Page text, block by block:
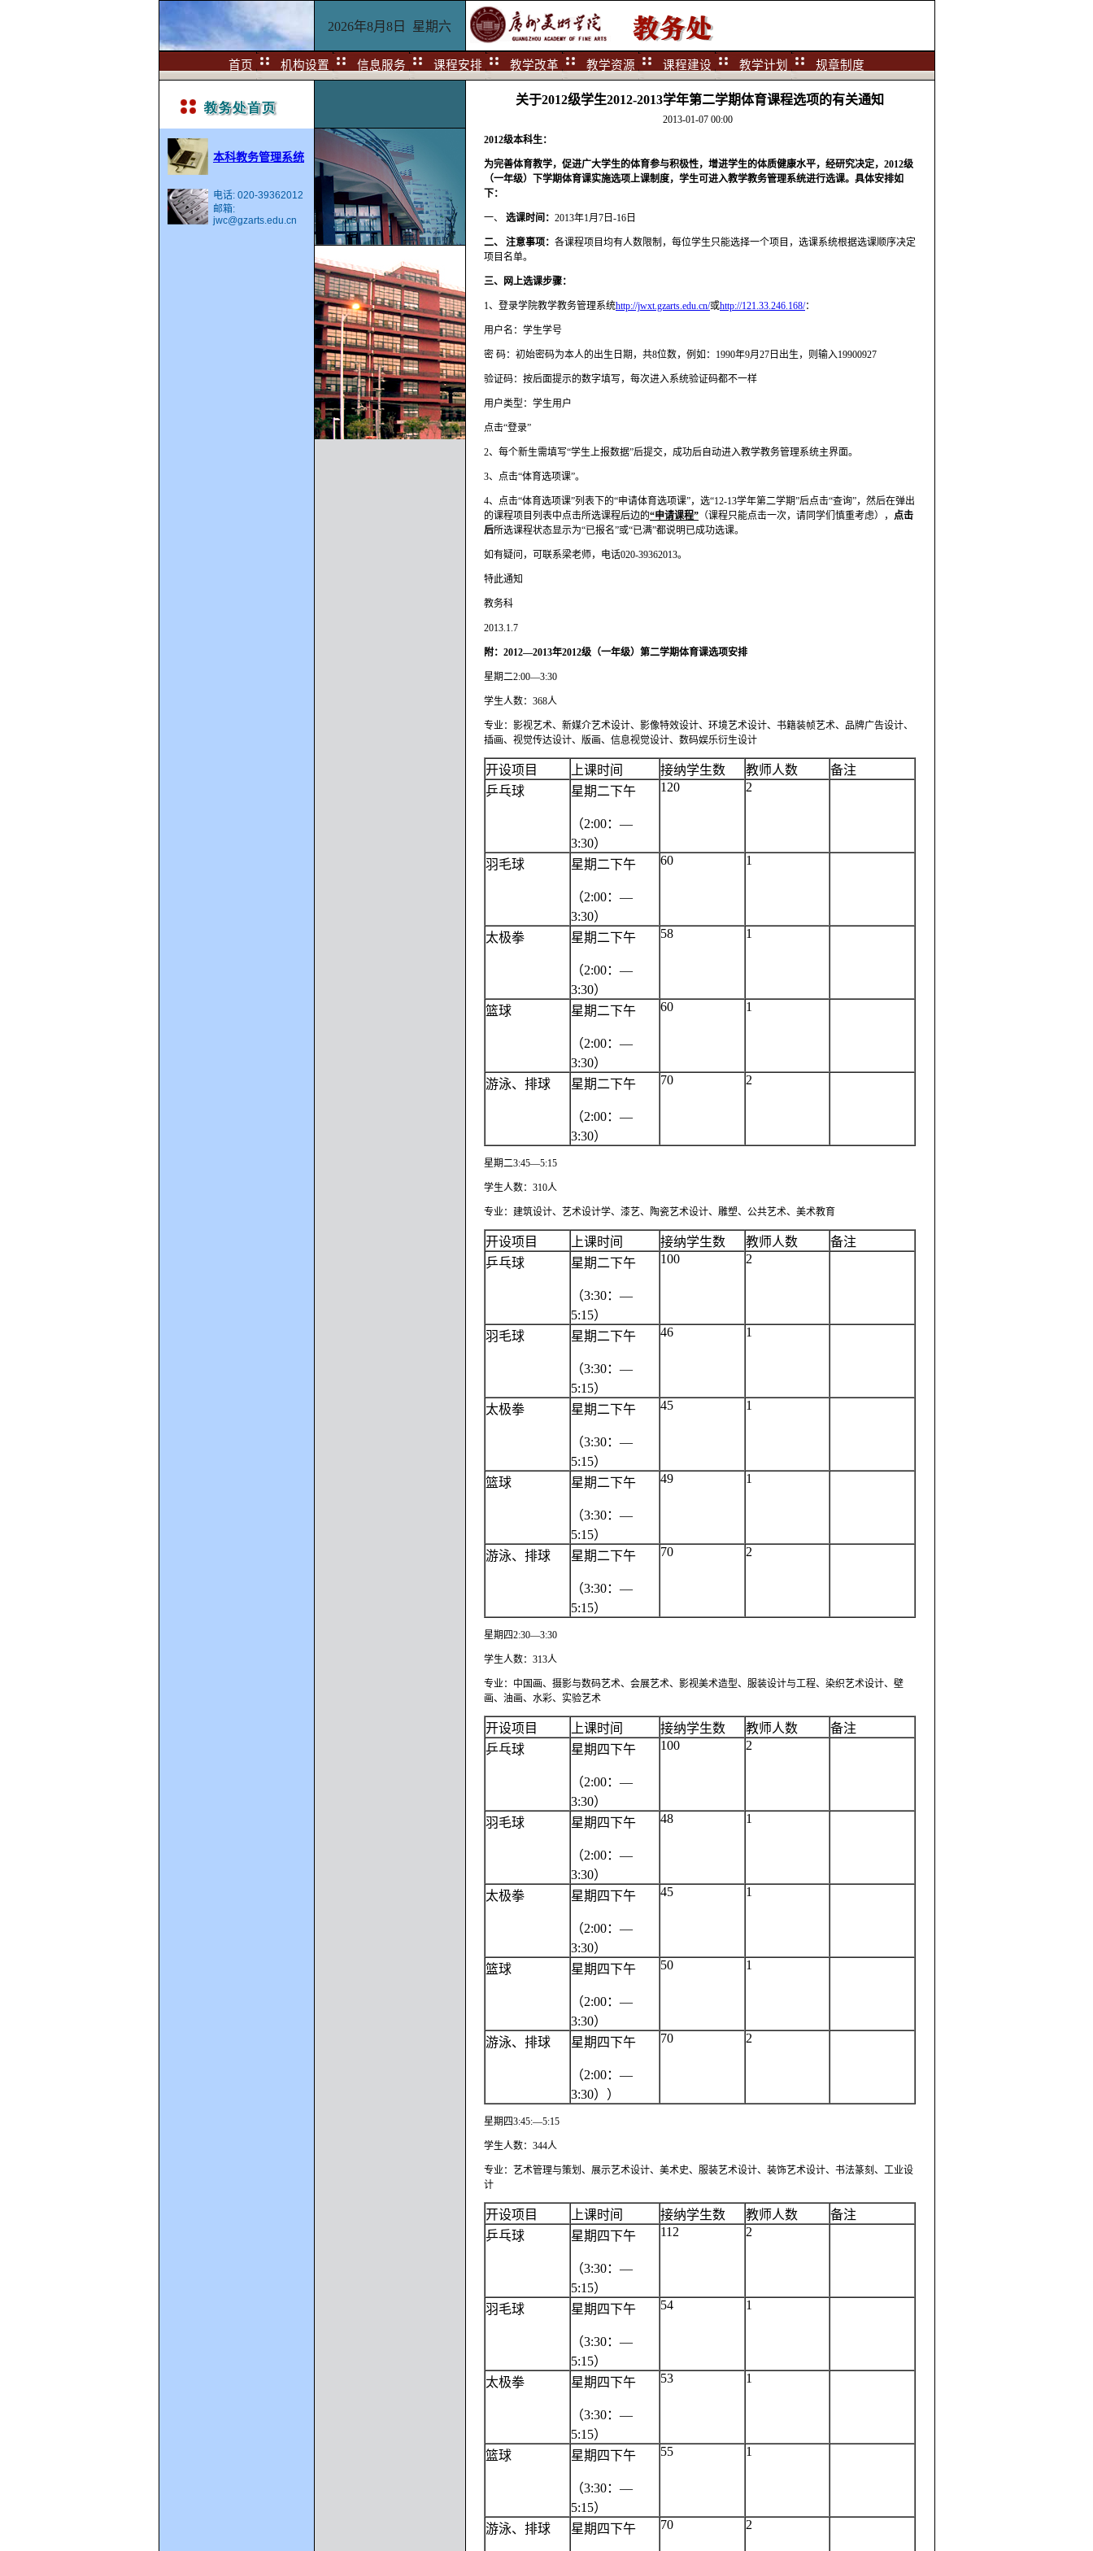
2026年8月8日 星期六
首页 机构设置 信息服务 课程安排 教学改革 教学资源 课程建设 教学计划 规章制度
本科教务管理系统
电话: 020-39362012
邮箱:
jwc@gzarts.edu.cn
关于2012级学生2012-2013学年第二学期体育课程选项的有关通知
2013-01-07 00:00
2012级本科生：
为完善体育教学，促进广大学生的体育参与积极性，增进学生的体质健康水平，经研究决定，2012级
（一年级）下学期体育课实施选项上课制度，学生可进入教学教务管理系统进行选课。 具体安排如
下：
一、 选课时间： 2013年1月7日-16日
二、 注意事项： 各课程项目均有人数限制，每位学生只能选择一个项目，选课系统根据选课顺序决定
项目名单。
三、网上选课步骤：
1、登录学院教学教务管理系统http://jwxt.gzarts.edu.cn/或http://121.33.246.168/：
用户名：学生学号
密 码：初始密码为本人的出生日期，共8位数，例如：1990年9月27日出生，则输入19900927
验证码：按后面提示的数字填写，每次进入系统验证码都不一样
用户类型：学生用户
点击“登录”
2、每个新生需填写“学生上报数据”后提交，成功后自动进入教学教务管理系统主界面。
3、点击“体育选项课”。
4、点击“体育选项课”列表下的“申请体育选项课”，选“12-13学年第二学期”后点击“查询”，然后在弹出
的课程项目列表中点击所选课程后边的“申请课程” （课程只能点击一次，请同学们慎重考虑）， 点击
后所选课程状态显示为“已报名”或“已满”都说明已成功选课。
如有疑问，可联系梁老师，电话020-39362013。
特此通知
教务科
2013.1.7
附： 2012—2013年2012级（一年级）第二学期体育课选项安排
星期二2:00—3:30
学生人数：368人
专业：影视艺术、新媒介艺术设计、影像特效设计、环境艺术设计、书籍装帧艺术、品牌广告设计、
插画、视觉传达设计、版画、信息视觉设计、数码娱乐衍生设计
开设项目 上课时间 接纳学生数 教师人数
备注
乒乓球
星期二下午
（2:00：—
3:30）
120 2
羽毛球 星期二下午
（2:00：—
3:30）
60 1
太极拳 星期二下午
（2:00：—
3:30）
58 1
篮球 星期二下午
（2:00：—
3:30）
60 1
游泳、排球 星期二下午
（2:00：—
3:30）
70 2
星期二3:45­—5:15
学生人数：310人
专业：建筑设计、艺术设计学、漆艺、陶瓷艺术设计、雕塑、公共艺术、美术教育
开设项目 上课时间 接纳学生数 教师人数
备注
乒乓球
星期二下午
（3:30：—
5:15）
100 2
羽毛球 星期二下午
（3:30：—
5:15）
46 1
太极拳 星期二下午
（3:30：—
5:15）
45 1
篮球 星期二下午
（3:30：—
5:15）
49 1
游泳、排球 星期二下午
（3:30：—
5:15）
70 2
星期四2:30—3:30
学生人数：313人
专业：中国画、摄影与数码艺术、会展艺术、影视美术造型、服装设计与工程、染织艺术设计、壁
画、油画、水彩、实验艺术
开设项目 上课时间 接纳学生数 教师人数
备注
乒乓球
星期四下午
（2:00：—
3:30）
100 2
羽毛球 星期四下午
（2:00：—
3:30）
48 1
太极拳 星期四下午
（2:00：—
3:30）
45 1
篮球 星期四下午
（2:00：—
3:30）
50 1
游泳、排球 星期四下午
（2:00：—
3:30））
70 2
星期四3:45:—5:15
学生人数：344人
专业：艺术管理与策划、展示艺术设计、美术史、服装艺术设计、装饰艺术设计、书法篆刻、工业设
计
开设项目 上课时间 接纳学生数 教师人数
备注
乒乓球
星期四下午
（3:30：—
5:15）
112 2
羽毛球 星期四下午
（3:30：—
5:15）
54 1
太极拳 星期四下午
（3:30：—
5:15）
53 1
篮球 星期四下午
（3:30：—
5:15）
55 1
游泳、排球 星期四下午 70 2